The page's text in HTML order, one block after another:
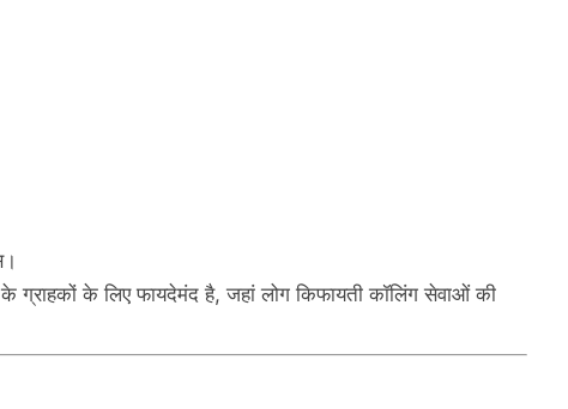
ग्राहकों के लिए फायदेमंद है, जहां लोग किफायती कॉलिंग सेवाओं की